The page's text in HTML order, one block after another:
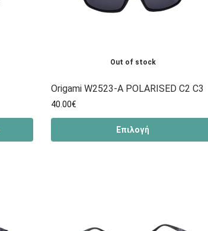
Out of stock
Origami W2523-Α POLARISED C2 C3
40.00€
Επιλογή